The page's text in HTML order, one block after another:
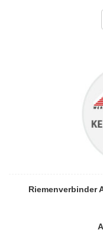
Riemenverbinder